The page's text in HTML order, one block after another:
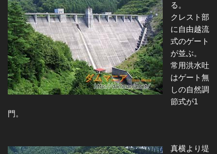
る。
クレスト部
に自由越流
式のゲート
が並ぶ。
常用洪水吐
はゲート無
しの自然調
節式が1
門。
真横より堤